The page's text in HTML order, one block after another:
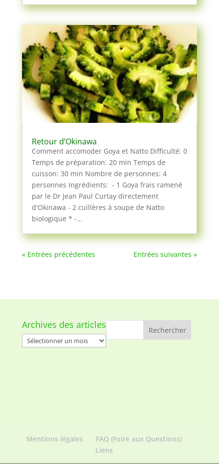
Retour d’Okinawa
Comment accomoder Goya et Natto Difficulté: 0
Temps de préparation: 20 min Temps de
cuisson: 30 min Nombre de personnes: 4
personnes Ingrédients: - 1 Goya frais ramené
par le Dr Jean Paul Curtay directement
d'Okinawa - 2 cuillères à soupe de Natto
biologique * -...
« Entrées précédentes Entrées suivantes »
Archives des articles
Archives
des
Mentions légales
FAQ (Foire aux Questions)
Liens